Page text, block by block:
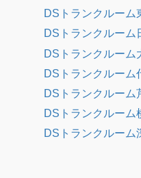
DSトランクルーム
DSトランクルーム
DSトランクルーム
DSトランクルーム
DSトランクルーム
DSトランクルーム
DSトランクルーム